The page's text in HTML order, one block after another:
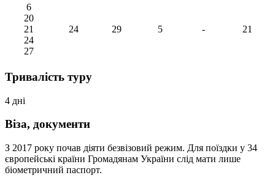
6
20
21
24
27
24 29 5 - 21
Тривалість туру
4 дні
Віза, документи
З 2017 року почав діяти безвізовий режим. Для поїздки у 34
європейські країни Громадянам України слід мати лише
біометричний паспорт.